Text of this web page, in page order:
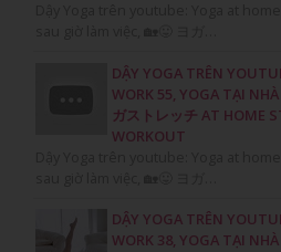
DẬY YOGA TRÊN
WORK 55, YOGA TẠI
ガストレッチ AT HOME
WORKOUT
DẬY YOGA TRÊN
WORK 38, YOGA TẠI